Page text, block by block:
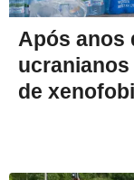
Após anos
de